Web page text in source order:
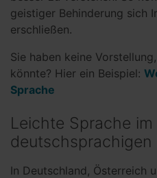
geistiger Behinderung sich
erschließen.
Sie haben keine
könnte? Hier ein Beispiel:
Sprache
Leichte Sprache im
deutschsprachigen
In Deutschland, Österreich